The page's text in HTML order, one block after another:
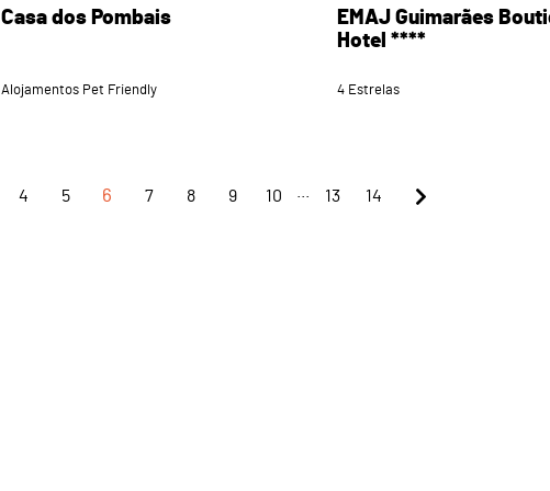
Casa dos Pombais
Alojamentos Pet Friendly
EMAJ Guimarães
Hotel ****
4 Estrelas
4 5 6 7 8 9 10 13 14